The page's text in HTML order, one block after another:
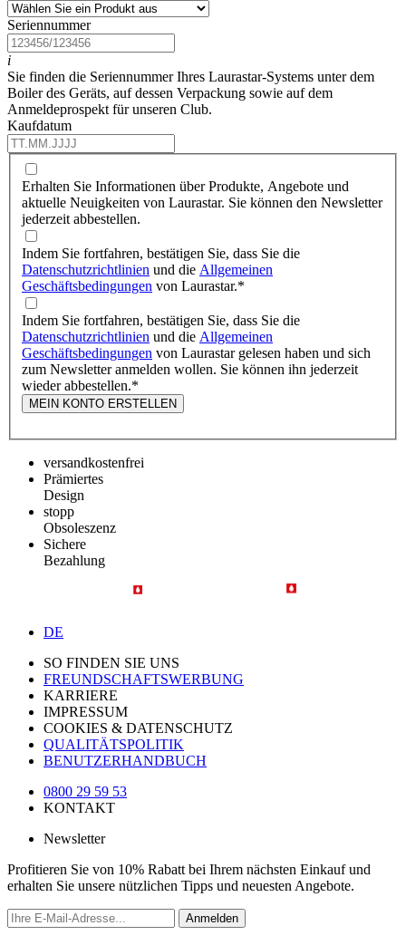
Seriennummer
i
Sie finden die Seriennummer Ihres Laurastar-Systems unter dem
Boiler des Geräts, auf dessen Verpackung sowie auf dem
Anmeldeprospekt für unseren Club.
Kaufdatum
Erhalten Sie Informationen über Produkte, Angebote und
aktuelle Neuigkeiten von Laurastar. Sie können den Newsletter
jederzeit abbestellen.
Indem Sie fortfahren, bestätigen Sie, dass Sie die
Datenschutzrichtlinien und die Allgemeinen
Geschäftsbedingungen von Laurastar.*
Indem Sie fortfahren, bestätigen Sie, dass Sie die
Datenschutzrichtlinien und die Allgemeinen
Geschäftsbedingungen von Laurastar gelesen haben und sich
zum Newsletter anmelden wollen. Sie können ihn jederzeit
wieder abbestellen.*
MEIN KONTO ERSTELLEN
versandkostenfrei
Prämiertes
Design
stopp
Obsoleszenz
Sichere
Bezahlung
DE
SO FINDEN SIE UNS
FREUNDSCHAFTSWERBUNG
KARRIERE
IMPRESSUM
COOKIES & DATENSCHUTZ
QUALITÄTSPOLITIK
BENUTZERHANDBUCH
0800 29 59 53
KONTAKT
Newsletter
Profitieren Sie von 10% Rabatt bei Ihrem nächsten Einkauf und
erhalten Sie unsere nützlichen Tipps und neuesten Angebote.
Anmelden